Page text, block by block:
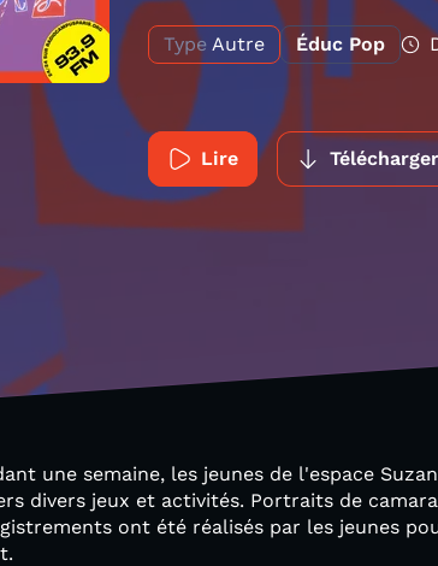
Type Autre Éduc Pop
Lire Télécharger
une semaine, les jeunes de l'espace
divers jeux et activités. Portraits de
ont été réalisés par les jeunes